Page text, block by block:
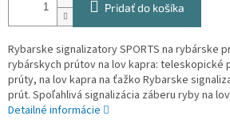
Pridať do košíka
Rybarske signalizatory SPORTS na rybárske
rybárskych prútov na lov kapra: teleskopické
prúty, na lov kapra na ťažko Rybarske
prút. Spoľahlivá signalizácia záberu ryby na
Detailné informácie